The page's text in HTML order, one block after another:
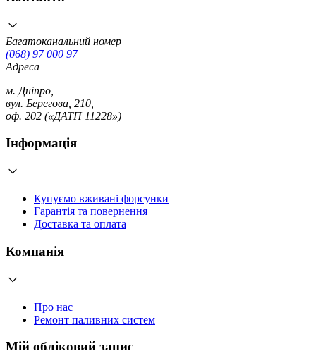
Багатоканальний номер
(068) 97 000 97
Адреса
м. Дніпро,
вул. Берегова, 210,
оф. 202 («ДАТП 11228»)
Інформація
Купуємо вживані форсунки
Гарантія та повернення
Доставка та оплата
Компанія
Про нас
Ремонт паливних систем
Мій обліковий запис